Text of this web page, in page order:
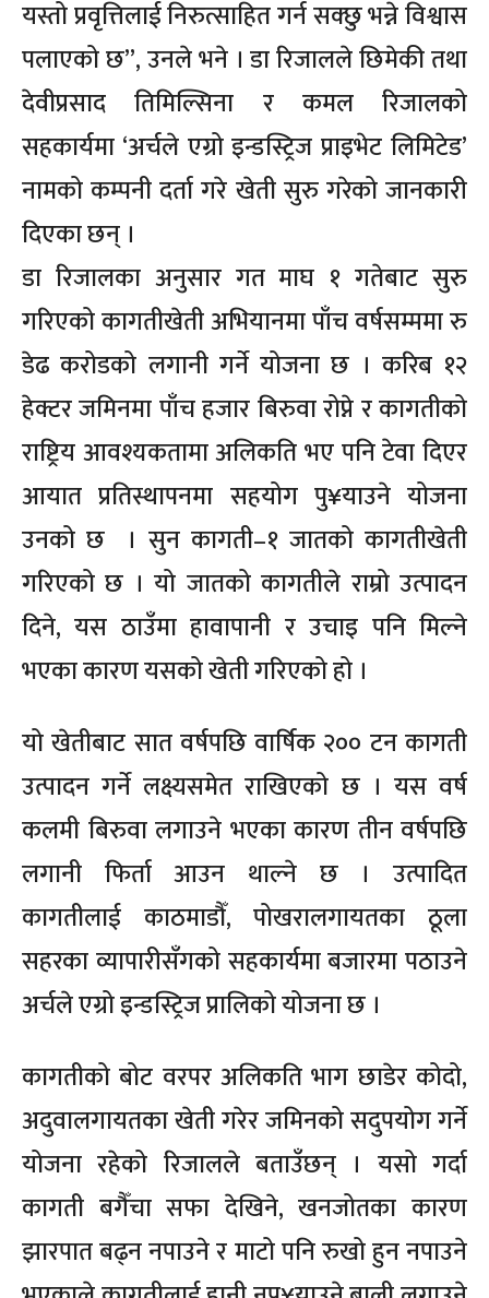
यस्तो प्रवृत्तिलाई निरुत्साहित गर्न सक्छु भन्ने विश्वास
पलाएको छ”, उनले भने । डा रिजालले छिमेकी तथा
देवीप्रसाद तिमिल्सिना र कमल रिजालको
सहकार्यमा ‘अर्चले एग्रो इन्डस्ट्रिज प्राइभेट लिमिटेड’
नामको कम्पनी दर्ता गरे खेती सुरु गरेको जानकारी
दिएका छन् ।
डा रिजालका अनुसार गत माघ १ गतेबाट सुरु
गरिएको कागतीखेती अभियानमा पाँच वर्षसम्ममा रु
डेढ करोडको लगानी गर्ने योजना छ । करिब १२
हेक्टर जमिनमा पाँच हजार बिरुवा रोप्ने र कागतीको
राष्ट्रिय आवश्यकतामा अलिकति भए पनि टेवा दिएर
आयात प्रतिस्थापनमा सहयोग पु¥याउने योजना
उनको छ । सुन कागती–१ जातको कागतीखेती
गरिएको छ । यो जातको कागतीले राम्रो उत्पादन
दिने, यस ठाउँमा हावापानी र उचाइ पनि मिल्ने
भएका कारण यसको खेती गरिएको हो ।
यो खेतीबाट सात वर्षपछि वार्षिक २०० टन कागती
उत्पादन गर्ने लक्ष्यसमेत राखिएको छ । यस वर्ष
कलमी बिरुवा लगाउने भएका कारण तीन वर्षपछि
लगानी फिर्ता आउन थाल्ने छ । उत्पादित
कागतीलाई काठमाडौँ, पोखरालगायतका ठूला
सहरका व्यापारीसँगको सहकार्यमा बजारमा पठाउने
अर्चले एग्रो इन्डस्ट्रिज प्रालिको योजना छ ।
कागतीको बोट वरपर अलिकति भाग छाडेर कोदो,
अदुवालगायतका खेती गरेर जमिनको सदुपयोग गर्ने
योजना रहेको रिजालले बताउँछन् । यसो गर्दा
कागती बगैँचा सफा देखिने, खनजोतका कारण
झारपात बढ्न नपाउने र माटो पनि रुखो हुन नपाउने